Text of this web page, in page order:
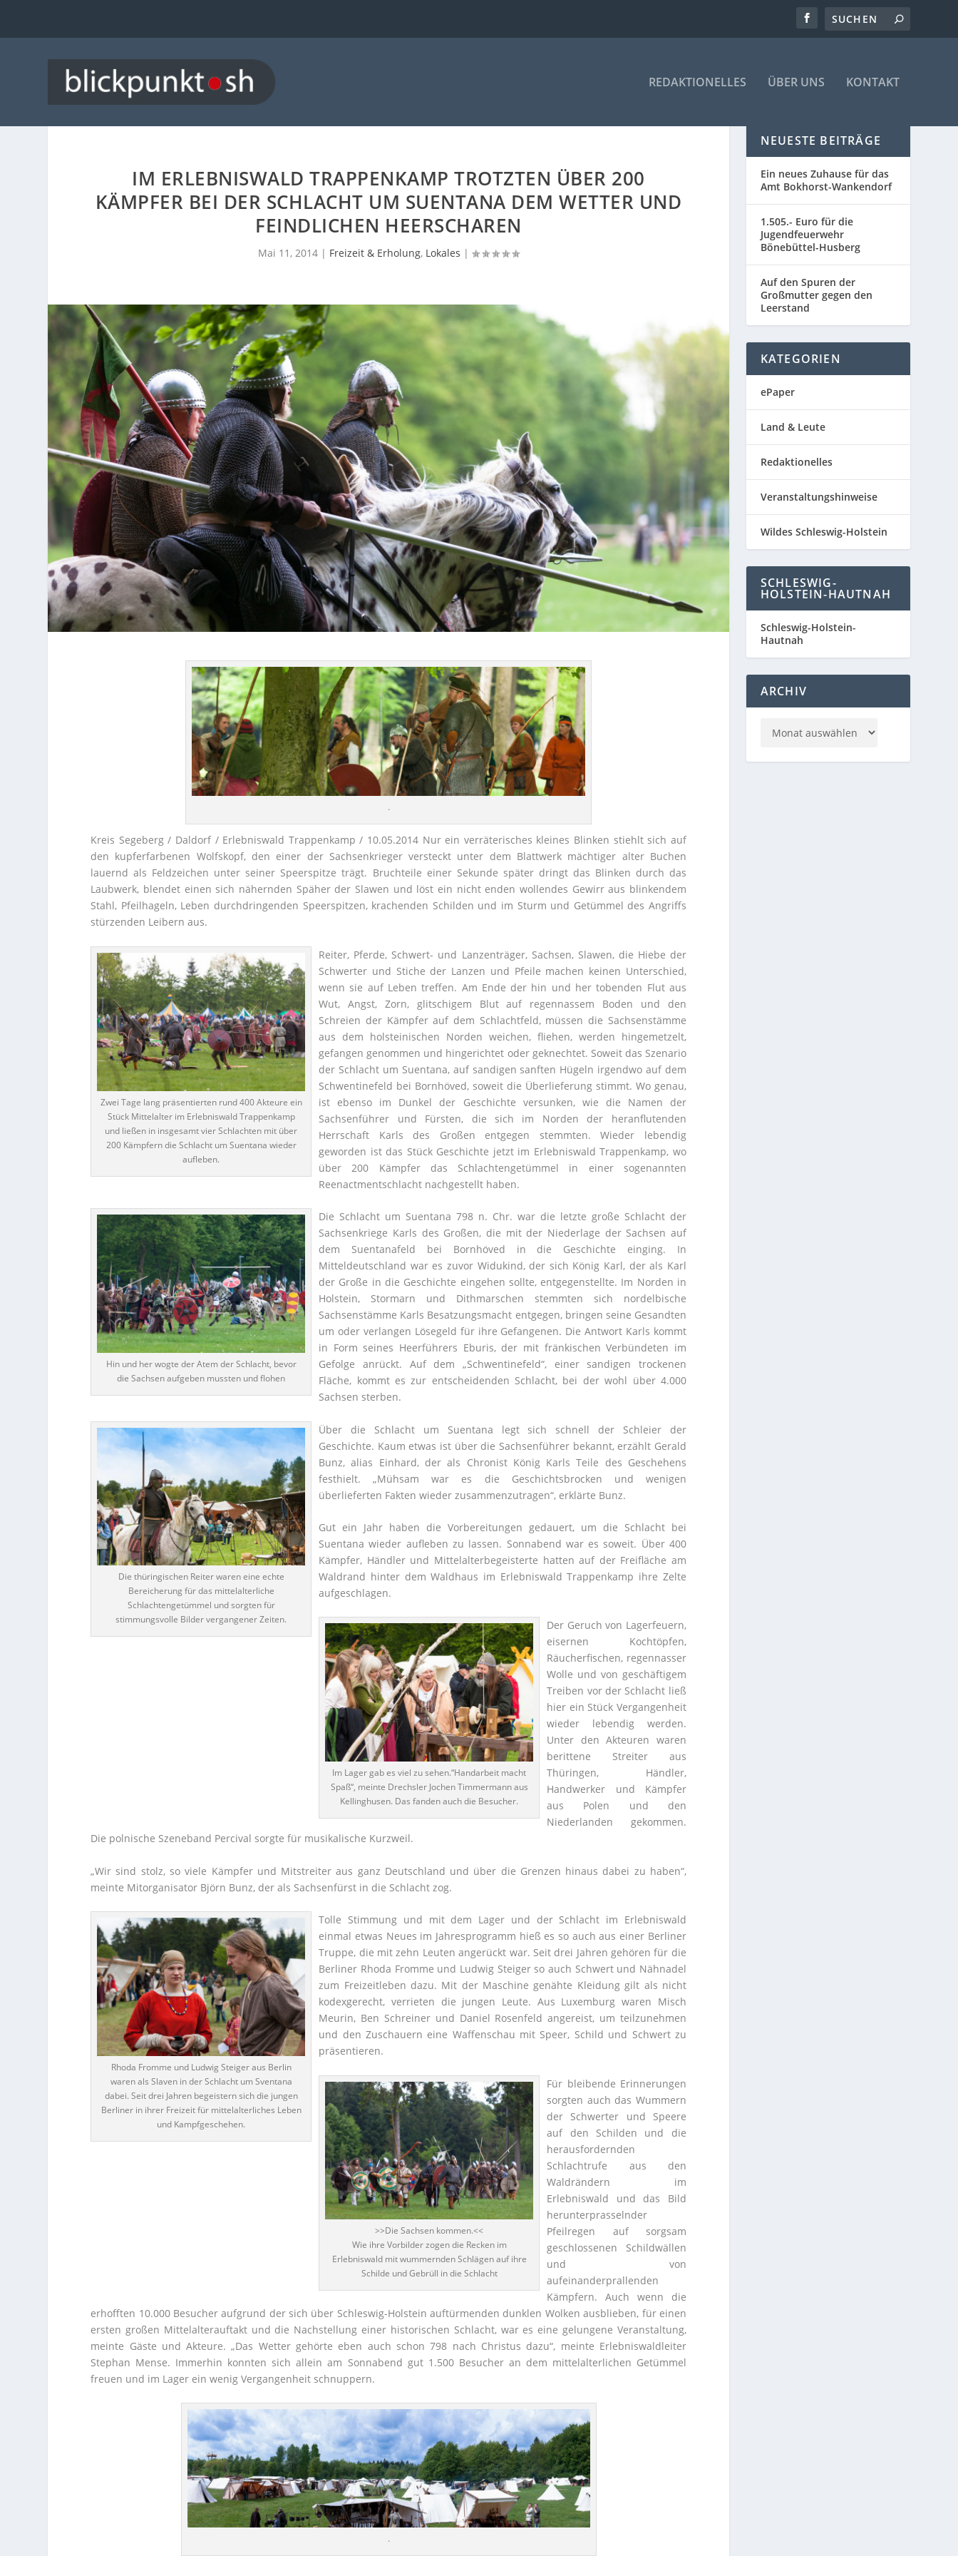
REDAKTIONELLES ÜBER UNS KONTAKT
IM ERLEBNISWALD TRAPPENKAMP TROTZTEN ÜBER 200
KÄMPFER BEI DER SCHLACHT UM SUENTANA DEM WETTER UND
FEINDLICHEN HEERSCHAREN
Mai 11, 2014 | Freizeit & Erholung, Lokales |
.
Kreis Segeberg / Daldorf / Erlebniswald Trappenkamp / 10.05.2014 Nur ein verräterisches kleines Blinken stiehlt sich auf
den kupferfarbenen Wolfskopf, den einer der Sachsenkrieger versteckt unter dem Blattwerk mächtiger alter Buchen
lauernd als Feldzeichen unter seiner Speerspitze trägt. Bruchteile einer Sekunde später dringt das Blinken durch das
Laubwerk, blendet einen sich nähernden Späher der Slawen und löst ein nicht enden wollendes Gewirr aus blinkendem
Stahl, Pfeilhageln, Leben durchdringenden Speerspitzen, krachenden Schilden und im Sturm und Getümmel des Angriffs
stürzenden Leibern aus.
Zwei Tage lang präsentierten rund 400 Akteure ein
Stück Mittelalter im Erlebniswald Trappenkamp
und ließen in insgesamt vier Schlachten mit über
200 Kämpfern die Schlacht um Suentana wieder
aufleben.
Reiter, Pferde, Schwert- und Lanzenträger, Sachsen, Slawen, die Hiebe der
Schwerter und Stiche der Lanzen und Pfeile machen keinen Unterschied,
wenn sie auf Leben treffen. Am Ende der hin und her tobenden Flut aus
Wut, Angst, Zorn, glitschigem Blut auf regennassem Boden und den
Schreien der Kämpfer auf dem Schlachtfeld, müssen die Sachsenstämme
aus dem holsteinischen Norden weichen, fliehen, werden hingemetzelt,
gefangen genommen und hingerichtet oder geknechtet. Soweit das Szenario
der Schlacht um Suentana, auf sandigen sanften Hügeln irgendwo auf dem
Schwentinefeld bei Bornhöved, soweit die Überlieferung stimmt. Wo genau,
ist ebenso im Dunkel der Geschichte versunken, wie die Namen der
Sachsenführer und Fürsten, die sich im Norden der heranflutenden
Herrschaft Karls des Großen entgegen stemmten. Wieder lebendig
geworden ist das Stück Geschichte jetzt im Erlebniswald Trappenkamp, wo
über 200 Kämpfer das Schlachtengetümmel in einer sogenannten
Reenactmentschlacht nachgestellt haben.
Hin und her wogte der Atem der Schlacht, bevor
die Sachsen aufgeben mussten und flohen
Die Schlacht um Suentana 798 n. Chr. war die letzte große Schlacht der
Sachsenkriege Karls des Großen, die mit der Niederlage der Sachsen auf
dem Suentanafeld bei Bornhöved in die Geschichte einging. In
Mitteldeutschland war es zuvor Widukind, der sich König Karl, der als Karl
der Große in die Geschichte eingehen sollte, entgegenstellte. Im Norden in
Holstein, Stormarn und Dithmarschen stemmten sich nordelbische
Sachsenstämme Karls Besatzungsmacht entgegen, bringen seine Gesandten
um oder verlangen Lösegeld für ihre Gefangenen. Die Antwort Karls kommt
in Form seines Heerführers Eburis, der mit fränkischen Verbündeten im
Gefolge anrückt. Auf dem „Schwentinefeld“, einer sandigen trockenen
Fläche, kommt es zur entscheidenden Schlacht, bei der wohl über 4.000
Sachsen sterben.
Die thüringischen Reiter waren eine echte
Bereicherung für das mittelalterliche
Schlachtengetümmel und sorgten für
stimmungsvolle Bilder vergangener Zeiten.
Über die Schlacht um Suentana legt sich schnell der Schleier der
Geschichte. Kaum etwas ist über die Sachsenführer bekannt, erzählt Gerald
Bunz, alias Einhard, der als Chronist König Karls Teile des Geschehens
festhielt. „Mühsam war es die Geschichtsbrocken und wenigen
überlieferten Fakten wieder zusammenzutragen“, erklärte Bunz.
Gut ein Jahr haben die Vorbereitungen gedauert, um die Schlacht bei
Suentana wieder aufleben zu lassen. Sonnabend war es soweit. Über 400
Kämpfer, Händler und Mittelalterbegeisterte hatten auf der Freifläche am
Waldrand hinter dem Waldhaus im Erlebniswald Trappenkamp ihre Zelte
aufgeschlagen.
Im Lager gab es viel zu sehen.“Handarbeit macht
Spaß“, meinte Drechsler Jochen Timmermann aus
Kellinghusen. Das fanden auch die Besucher.
Der Geruch von Lagerfeuern,
eisernen Kochtöpfen,
Räucherfischen, regennasser
Wolle und von geschäftigem
Treiben vor der Schlacht ließ
hier ein Stück Vergangenheit
wieder lebendig werden.
Unter den Akteuren waren
berittene Streiter aus
Thüringen, Händler,
Handwerker und Kämpfer
aus Polen und den
Niederlanden gekommen.
Die polnische Szeneband Percival sorgte für musikalische Kurzweil.
„Wir sind stolz, so viele Kämpfer und Mitstreiter aus ganz Deutschland und über die Grenzen hinaus dabei zu haben“,
meinte Mitorganisator Björn Bunz, der als Sachsenfürst in die Schlacht zog.
Rhoda Fromme und Ludwig Steiger aus Berlin
waren als Slaven in der Schlacht um Sventana
dabei. Seit drei Jahren begeistern sich die jungen
Berliner in ihrer Freizeit für mittelalterliches Leben
und Kampfgeschehen.
Tolle Stimmung und mit dem Lager und der Schlacht im Erlebniswald
einmal etwas Neues im Jahresprogramm hieß es so auch aus einer Berliner
Truppe, die mit zehn Leuten angerückt war. Seit drei Jahren gehören für die
Berliner Rhoda Fromme und Ludwig Steiger so auch Schwert und Nähnadel
zum Freizeitleben dazu. Mit der Maschine genähte Kleidung gilt als nicht
kodexgerecht, verrieten die jungen Leute. Aus Luxemburg waren Misch
Meurin, Ben Schreiner und Daniel Rosenfeld angereist, um teilzunehmen
und den Zuschauern eine Waffenschau mit Speer, Schild und Schwert zu
präsentieren.
>>Die Sachsen kommen.<<
Wie ihre Vorbilder zogen die Recken im
Erlebniswald mit wummernden Schlägen auf ihre
Schilde und Gebrüll in die Schlacht
Für bleibende Erinnerungen
sorgten auch das Wummern
der Schwerter und Speere
auf den Schilden und die
herausfordernden
Schlachtrufe aus den
Waldrändern im
Erlebniswald und das Bild
herunterprasselnder
Pfeilregen auf sorgsam
geschlossenen Schildwällen
und von
aufeinanderprallenden
Kämpfern. Auch wenn die
erhofften 10.000 Besucher aufgrund der sich über Schleswig-Holstein auftürmenden dunklen Wolken ausblieben, für einen
ersten großen Mittelalterauftakt und die Nachstellung einer historischen Schlacht, war es eine gelungene Veranstaltung,
meinte Gäste und Akteure. „Das Wetter gehörte eben auch schon 798 nach Christus dazu“, meinte Erlebniswaldleiter
Stephan Mense. Immerhin konnten sich allein am Sonnabend gut 1.500 Besucher an dem mittelalterlichen Getümmel
freuen und im Lager ein wenig Vergangenheit schnuppern.
.
NEUESTE BEITRÄGE
Ein neues Zuhause für das
Amt Bokhorst-Wankendorf
1.505.- Euro für die
Jugendfeuerwehr
Bönebüttel-Husberg
Auf den Spuren der
Großmutter gegen den
Leerstand
KATEGORIEN
ePaper
Land & Leute
Redaktionelles
Veranstaltungshinweise
Wildes Schleswig-Holstein
SCHLESWIG-
HOLSTEIN-HAUTNAH
Schleswig-Holstein-
Hautnah
ARCHIV